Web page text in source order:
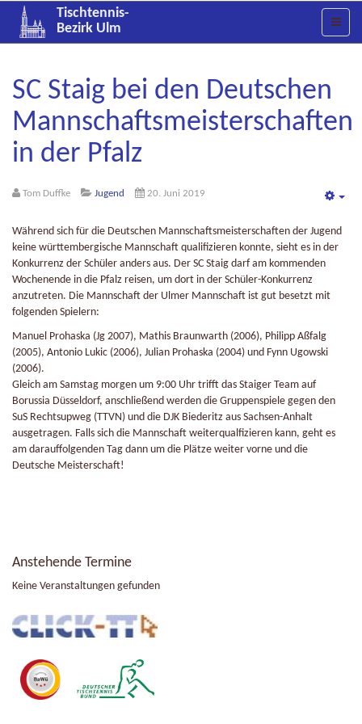
Tischtennis-
Bezirk Ulm
SC Staig bei den Deutschen
Mannschaftsmeisterschaften
in der Pfalz
Tom Duffke Jugend 20. Juni 2019
Während sich für die Deutschen Mannschaftsmeisterschaften der Jugend
keine württembergische Mannschaft qualifizieren konnte, sieht es in der
Konkurrenz der Schüler anders aus. Der SC Staig darf am kommenden
Wochenende in die Pfalz reisen, um dort in der Schüler-Konkurrenz
anzutreten. Die Mannschaft der Ulmer Mannschaft ist gut besetzt mit
folgenden Spielern:
Manuel Prohaska (Jg 2007), Mathis Braunwarth (2006), Philipp Aßfalg
(2005), Antonio Lukic (2006), Julian Prohaska (2004) und Fynn Ugowski
(2006).
Gleich am Samstag morgen um 9:00 Uhr trifft das Staiger Team auf
Borussia Düsseldorf, anschließend werden die Gruppenspiele gegen den
SuS Rechtsupweg (TTVN) und die DJK Biederitz aus Sachsen-Anhalt
ausgetragen. Falls sich die Mannschaft weiterqualfizieren kann, geht es
am darauffolgenden Tag dann um die Plätze weiter vorne und die
Deutsche Meisterschaft!
Anstehende Termine
Keine Veranstaltungen gefunden